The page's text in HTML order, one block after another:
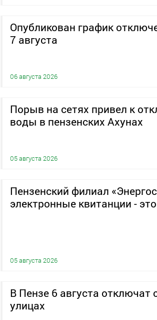
Опубликован график
7 августа
06 августа 2026
Порыв на сетях привел к
воды в пензенских Ахунах
05 августа 2026
Пензенский филиал
электронные квитанции -
05 августа 2026
В Пензе 6 августа отключат
улицах